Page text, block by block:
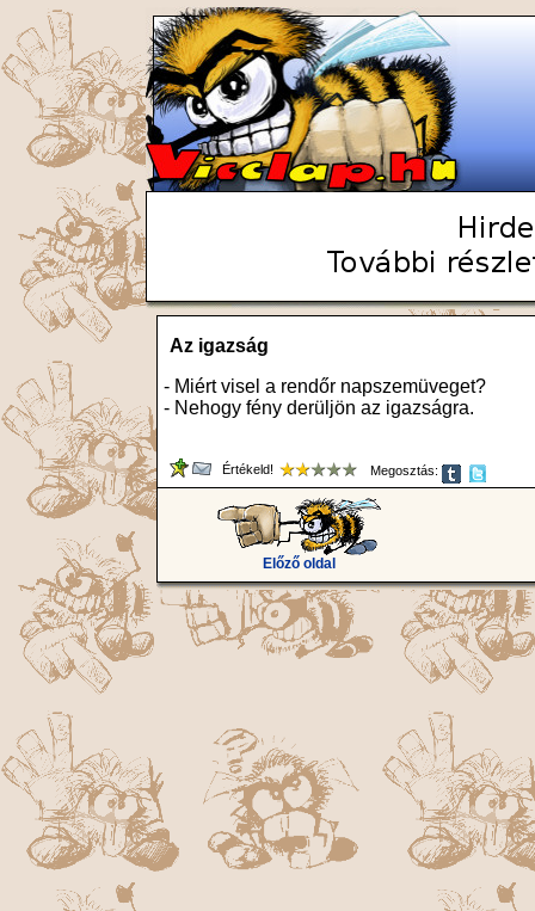
Az igazság
- Miért visel a rendőr napszemüveget?
- Nehogy fény derüljön az igazságra.
Értékeld! Megosztás:
Előző oldal